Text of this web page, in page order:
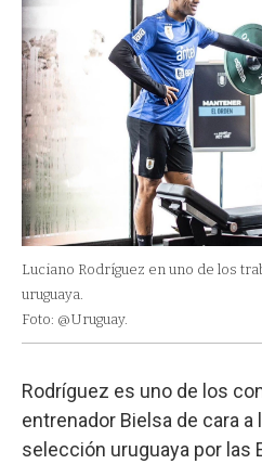
Luciano Rodríguez en uno de los
uruguaya.
Foto: @Uruguay.
Rodríguez es uno de los
entrenador Bielsa de cara a
selección uruguaya por las